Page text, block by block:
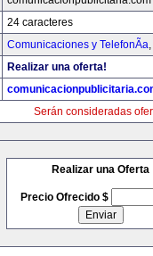
24 caracteres
Comunicaciones y TelefonÃ­a,
Realizar una oferta!
Serán consideradas
Realizar una Oferta
Precio Ofrecido $